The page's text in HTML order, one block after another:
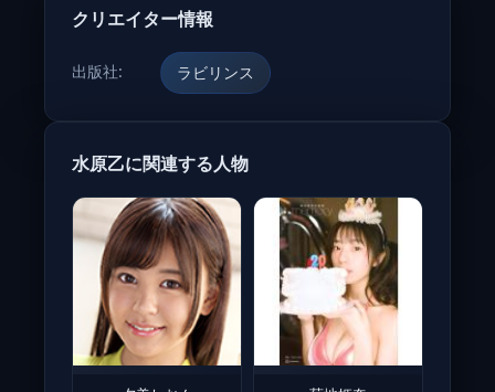
クリエイター情報
出版社: ラビリンス
水原乙に関連する人物